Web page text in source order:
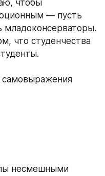
чтобы
— пусть
младоконсерваторы.
что студенчества
самовыражения
несмешными